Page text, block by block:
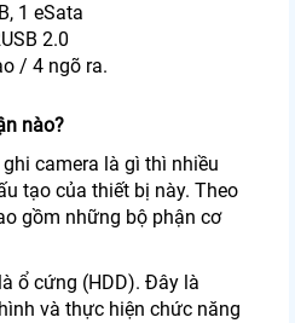
1 eSata
2.0
/ 4 ngõ ra.
nào?
camera là gì thì nhiều
tạo của thiết bị này. Theo
gồm những bộ phận cơ
ổ cứng (HDD). Đây là
và thực hiện chức năng